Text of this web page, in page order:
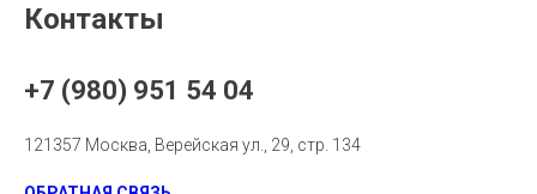
Контакты
+7 (980) 951 54 04
121357 Москва, Верейская ул., 29, стр. 134